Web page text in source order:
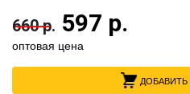
660 р. 597 р.
оптовая цена